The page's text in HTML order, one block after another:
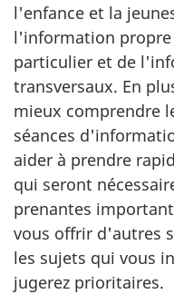
l'enfance et la
l'information propre
particulier et de
transversaux. En
mieux comprendre
séances
aider à prendre
qui seront
prenantes
vous offrir d'autres
les sujets qui vous
jugerez prioritaires.